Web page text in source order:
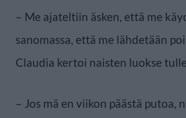
– Me ajateltiin äsken, että me
sanomassa, että me lähdetään
Claudia kertoi naisten luokse
– Jos mä en viikon päästä putoa,